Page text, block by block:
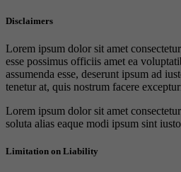
Disclaimers
Lorem ipsum dolor sit amet
esse possimus officiis amet ea
assumenda esse, deserunt ipsum ad
tenetur at, quis nostrum facere
Lorem ipsum dolor sit amet
soluta alias eaque modi ipsum sint
Limitation on Liability